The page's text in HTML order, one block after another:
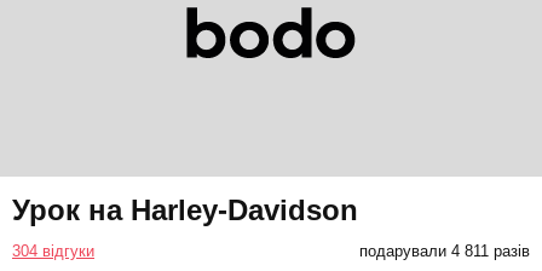
Урок на Harley-Davidson
304 відгуки подарували 4 811 разів